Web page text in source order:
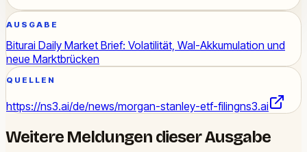
AUSGABE
Biturai Daily Market Brief: Volatilität, Wal-Akkumulation und
neue Marktbrücken
QUELLEN
https://ns3.ai/de/news/morgan-stanley-etf-filingns3.ai
Weitere Meldungen dieser Ausgabe